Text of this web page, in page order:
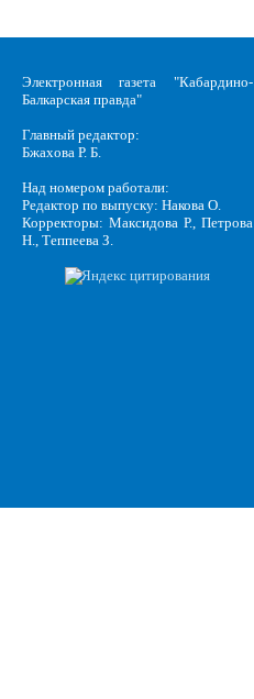
Электронная газета "Кабардино-
Балкарская правда"
Главный редактор:
Бжахова Р. Б.
Над номером работали:
Редактор по выпуску: Накова О.
Корректоры: Максидова Р., Петрова
Н., Теппеева З.